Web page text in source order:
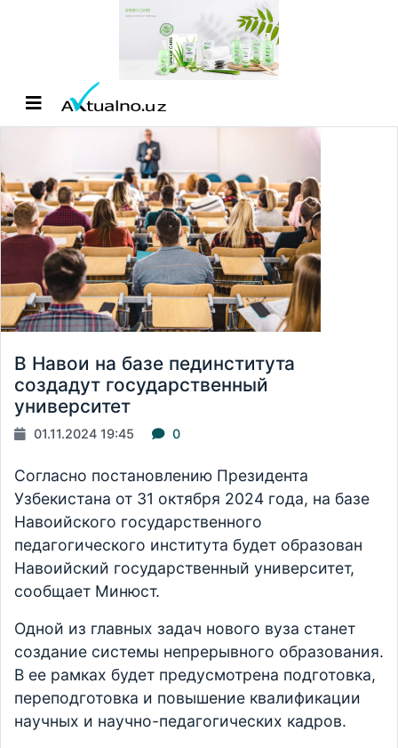
В Навои на базе пединститута
создадут государственный
университет
01.11.2024 19:45 0
Согласно постановлению Президента
Узбекистана от 31 октября 2024 года, на базе
Навоийского государственного
педагогического института будет образован
Навоийский государственный университет,
сообщает Минюст.
Одной из главных задач нового вуза станет
создание системы непрерывного образования.
В ее рамках будет предусмотрена подготовка,
переподготовка и повышение квалификации
научных и научно-педагогических кадров.